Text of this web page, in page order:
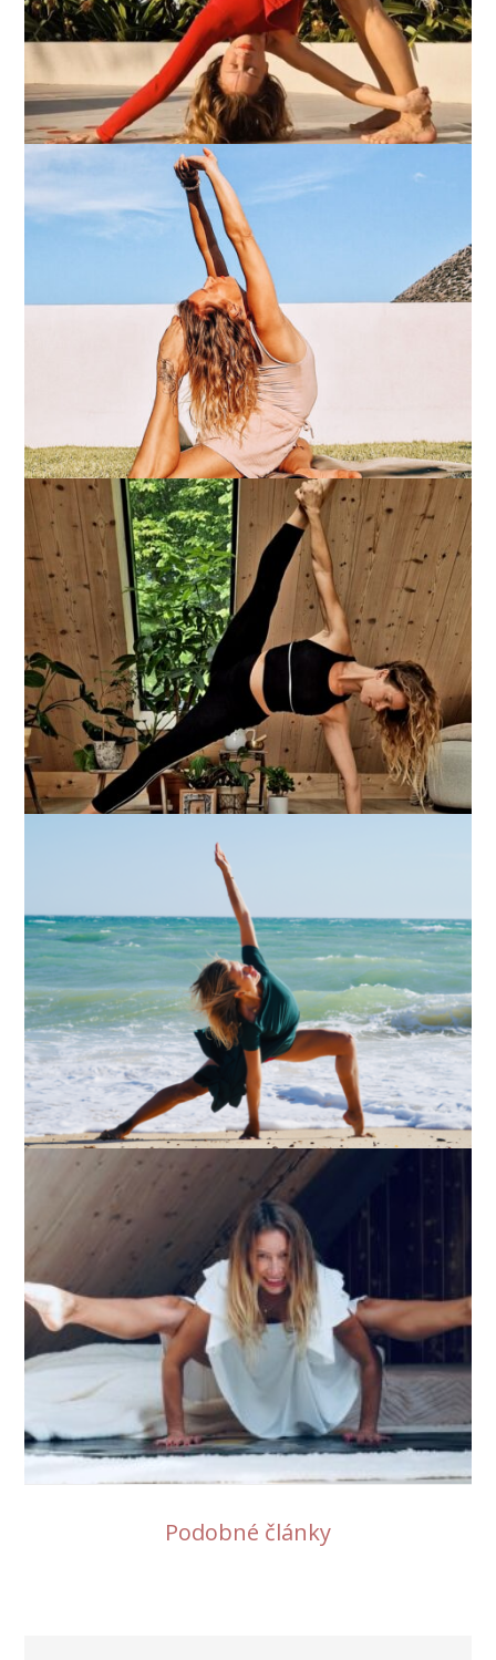
Podobné články